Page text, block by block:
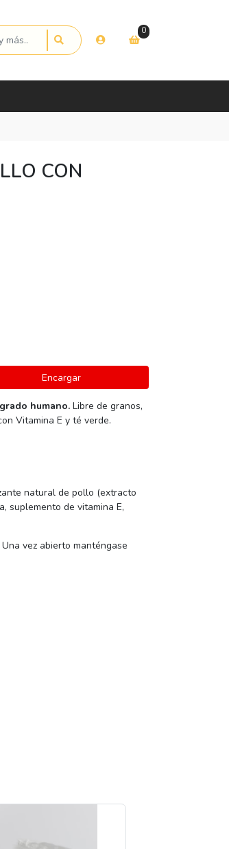
0
CON
Encargar
humano. Libre de granos,
Vitamina E y té verde.
natural de pollo (extracto
suplemento de vitamina E,
vez abierto manténgase